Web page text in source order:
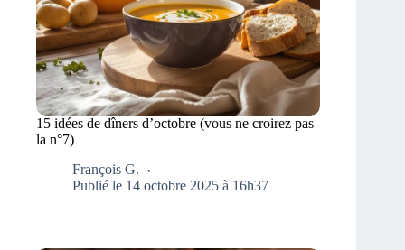
15 idées de dîners d’octobre (vous ne croirez pas
la n°7)
François G.
Publié le 14 octobre 2025 à 16h37